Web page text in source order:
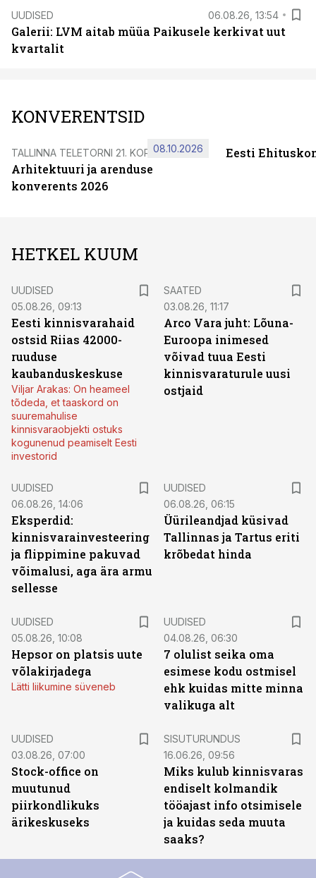
UUDISED 06.08.26, 13:54
Galerii: LVM aitab müüa Paikusele kerkivat uut
kvartalit
KONVERENTSID
TALLINNA TELETORNI 21. KORRUSEL
Arhitektuuri ja arenduse
konverents 2026
08.10.2026 Eesti
HETKEL KUUM
UUDISED
05.08.26, 09:13
Eesti kinnisvarahaid
ostsid Riias 42000-
ruuduse
kaubanduskeskuse
Viljar Arakas: On heameel
tõdeda, et taaskord on
suuremahulise
kinnisvaraobjekti ostuks
kogunenud peamiselt Eesti
investorid
SAATED
03.08.26, 11:17
Arco Vara juht: Lõuna-
Euroopa inimesed
võivad tuua Eesti
kinnisvaraturule uusi
ostjaid
UUDISED
06.08.26, 14:06
Eksperdid:
kinnisvarainvesteering
ja flippimine pakuvad
võimalusi, aga ära armu
sellesse
UUDISED
06.08.26, 06:15
Üürileandjad küsivad
Tallinnas ja Tartus eriti
krõbedat hinda
UUDISED
05.08.26, 10:08
Hepsor on platsis uute
võlakirjadega
Lätti liikumine süveneb
UUDISED
04.08.26, 06:30
7 olulist seika oma
esimese kodu ostmisel
ehk kuidas mitte minna
valikuga alt
UUDISED
03.08.26, 07:00
Stock-office on
muutunud
piirkondlikuks
ärikeskuseks
SISUTURUNDUS
16.06.26, 09:56
Miks kulub kinnisvaras
endiselt kolmandik
tööajast info otsimisele
ja kuidas seda muuta
saaks?